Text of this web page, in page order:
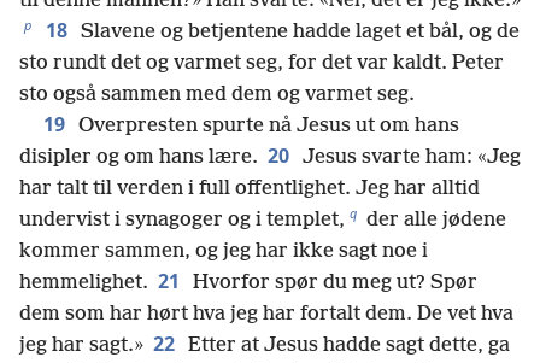
p 18 Slavene og betjentene hadde laget et bål, og de
sto rundt det og varmet seg, for det var kaldt. Peter
sto også sammen med dem og varmet seg.
19 Overpresten spurte nå Jesus ut om hans
disipler og om hans lære. 20 Jesus svarte ham: «Jeg
har talt til verden i full offentlighet. Jeg har alltid
undervist i synagoger og i templet, q der alle jødene
kommer sammen, og jeg har ikke sagt noe i
hemmelighet. 21
Hvorfor spør du meg ut? Spør
dem som har hørt hva jeg har fortalt dem. De vet hva
jeg har sagt.» 22 Etter at Jesus hadde sagt dette, ga